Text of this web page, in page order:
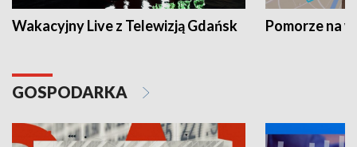
Wakacyjny Live z Telewizją Gdańsk Pomorze na
GOSPODARKA